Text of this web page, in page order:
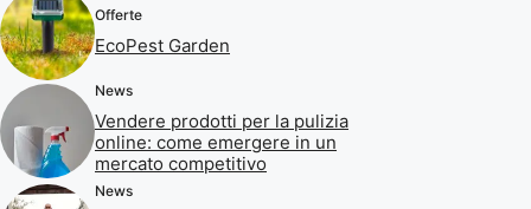
Offerte
EcoPest Garden
News
Vendere prodotti per la pulizia
online: come emergere in un
mercato competitivo
News